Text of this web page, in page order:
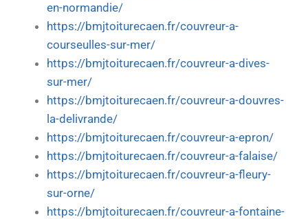
en-normandie/
https://bmjtoiturecaen.fr/couvreur-a-
courseulles-sur-mer/
https://bmjtoiturecaen.fr/couvreur-a-dives-
sur-mer/
https://bmjtoiturecaen.fr/couvreur-a-douvres-
la-delivrande/
https://bmjtoiturecaen.fr/couvreur-a-epron/
https://bmjtoiturecaen.fr/couvreur-a-falaise/
https://bmjtoiturecaen.fr/couvreur-a-fleury-
sur-orne/
https://bmjtoiturecaen.fr/couvreur-a-fontaine-